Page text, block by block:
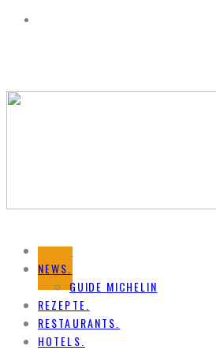
HOME.
NEWS.
GUIDE MICHELIN
REZEPTE.
RESTAURANTS.
HOTELS.